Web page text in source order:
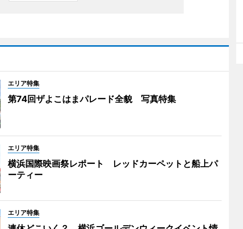
エリア特集
第74回ザよこはまパレード全貌 写真特集
エリア特集
横浜国際映画祭レポート レッドカーペットと船上パ
ーティー
エリア特集